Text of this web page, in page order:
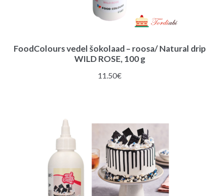
FoodColours vedel šokolaad – roosa/ Natural drip
WILD ROSE, 100 g
11.50€